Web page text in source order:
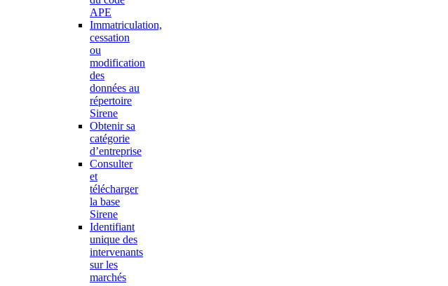
APE
Immatriculation,
cessation
ou
modification
des
données au
répertoire
Sirene
Obtenir sa
catégorie
d’entreprise
Consulter
et
télécharger
la base
Sirene
Identifiant
unique des
intervenants
sur les
marchés